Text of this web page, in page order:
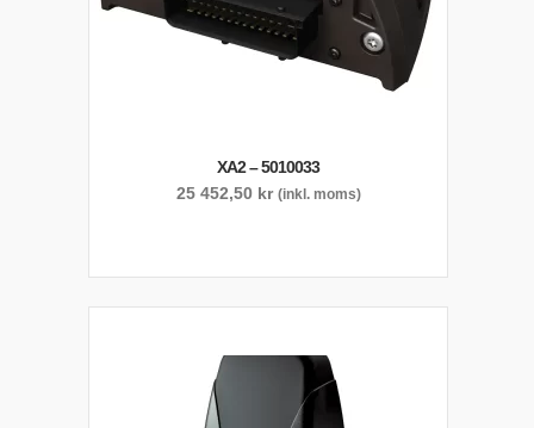
XA2 – 5010033
25 452,50 kr (inkl. moms)